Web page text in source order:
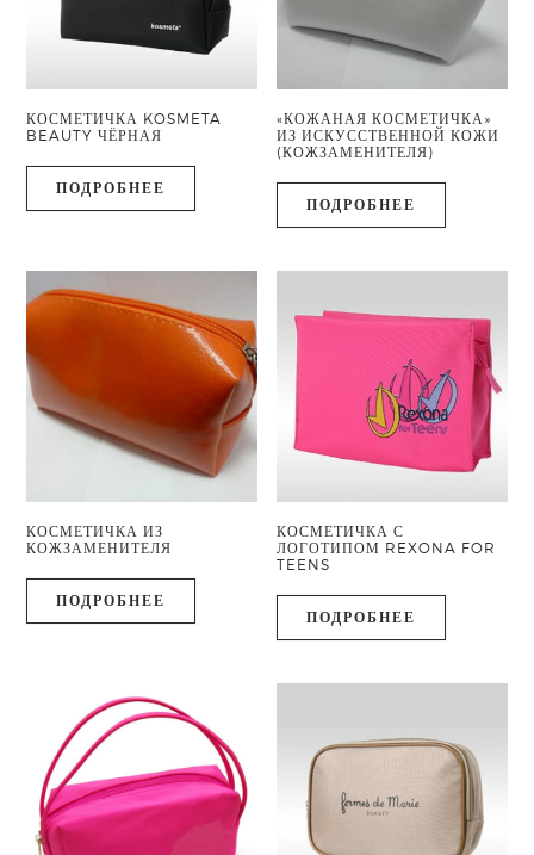
КОСМЕТИЧКА KOSMETA
BEAUTY ЧЁРНАЯ
ПОДРОБНЕЕ
«КОЖАНАЯ КОСМЕТИЧКА»
ИЗ ИСКУССТВЕННОЙ КОЖИ
(КОЖЗАМЕНИТЕЛЯ)
ПОДРОБНЕЕ
КОСМЕТИЧКА ИЗ
КОЖЗАМЕНИТЕЛЯ
ПОДРОБНЕЕ
КОСМЕТИЧКА С
ЛОГОТИПОМ REXONA FOR
TEENS
ПОДРОБНЕЕ